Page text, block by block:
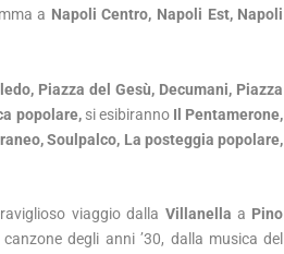
a Napoli Centro, Napoli Est, Napoli
Piazza del Gesù, Decumani, Piazza
popolare,si esibiranno Il Pentamerone,
Soulpalco, La posteggia popolare,
viaggio dalla Villanella a Pino
degli anni ’30, dalla musica del